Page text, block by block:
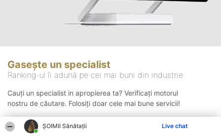
ŞOIMII Sănătații Live chat
Gasește un specialist
Ranking-ul îi adună pe cei mai buni din industrie
Cauți un specialist in apropierea ta? Verificați motorul
nostru de căutare. Folosiți doar cele mai bune servicii!